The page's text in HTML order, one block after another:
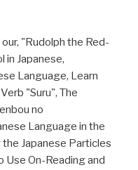
"Rudolph the Red-
in Japanese,
Language, Learn
"Suru", The
no
Language in the
Japanese Particles
Use On-Reading and